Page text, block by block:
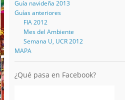
Guía navideña 2013
Guías anteriores
FIA 2012
Mes del Ambiente
Semana U, UCR 2012
MAPA
¿Qué pasa en Facebook?